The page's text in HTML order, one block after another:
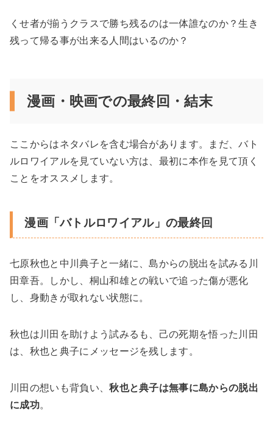
くせ者が揃うクラスで勝ち残るのは一体誰なのか？生き
残って帰る事が出来る人間はいるのか？
漫画・映画での最終回・結末
ここからはネタバレを含む場合があります。まだ、バト
ルロワイアルを見ていない方は、最初に本作を見て頂く
ことをオススメします。
漫画「バトルロワイアル」の最終回
七原秋也と中川典子と一緒に、島からの脱出を試みる川
田章吾。しかし、桐山和雄との戦いで追った傷が悪化
し、身動きが取れない状態に。
秋也は川田を助けよう試みるも、己の死期を悟った川田
は、秋也と典子にメッセージを残します。
川田の想いも背負い、秋也と典子は無事に島からの脱出
に成功。